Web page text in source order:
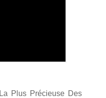
La Plus Précieuse Des